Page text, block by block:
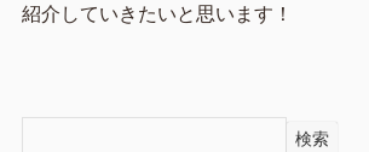
紹介していきたいと思います！
検索